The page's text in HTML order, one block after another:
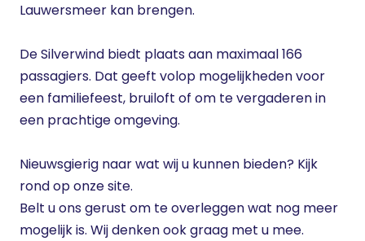
Lauwersmeer kan brengen.
De Silverwind biedt plaats aan maximaal 166
passagiers. Dat geeft volop mogelijkheden voor
een familiefeest, bruiloft of om te vergaderen in
een prachtige omgeving.
Nieuwsgierig naar wat wij u kunnen bieden? Kijk
rond op onze site.
Belt u ons gerust om te overleggen wat nog meer
mogelijk is. Wij denken ook graag met u mee.